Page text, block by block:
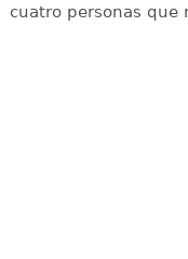
cuatro personas que